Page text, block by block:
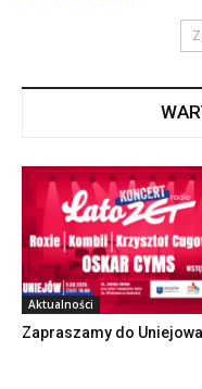
Aktualności
Zapraszamy do Uniejowa